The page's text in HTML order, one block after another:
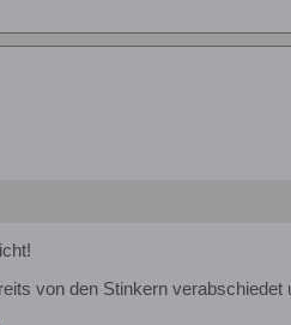
von den Stinkern